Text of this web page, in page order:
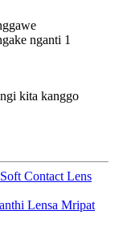
nganti 1
kita kanggo
Contact Lens
Lensa Mripat